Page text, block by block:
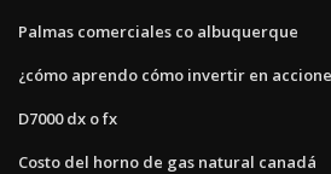
Palmas comerciales co albuquerque
¿cómo aprendo cómo invertir en
D7000 dx o fx
Costo del horno de gas natural canadá